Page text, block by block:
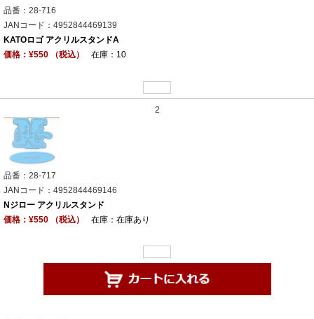
品番：28-716
JANコード：4952844469139
KATOロゴ アクリルスタンドA
価格：¥550 （税込）
在庫：10
2
品番：28-717
JANコード：4952844469146
Nジロー アクリルスタンド
価格：¥550 （税込）
在庫：在庫あり